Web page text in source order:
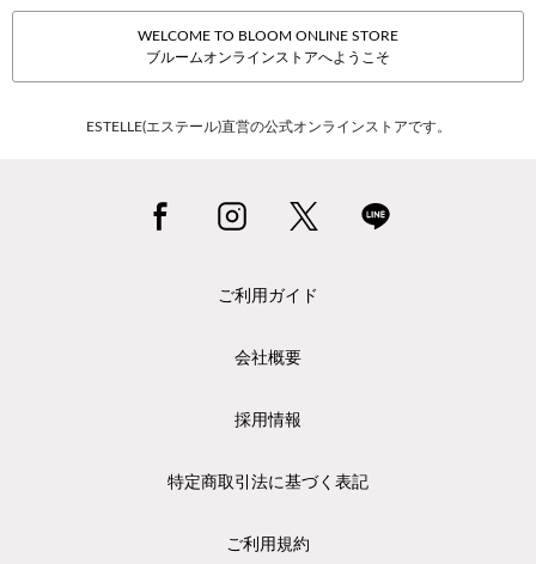
WELCOME TO BLOOM ONLINE STORE
ブルームオンラインストアへようこそ
ESTELLE(エステール)直営の公式オンラインストアです。
ご利用ガイド
会社概要
採用情報
特定商取引法に基づく表記
ご利用規約